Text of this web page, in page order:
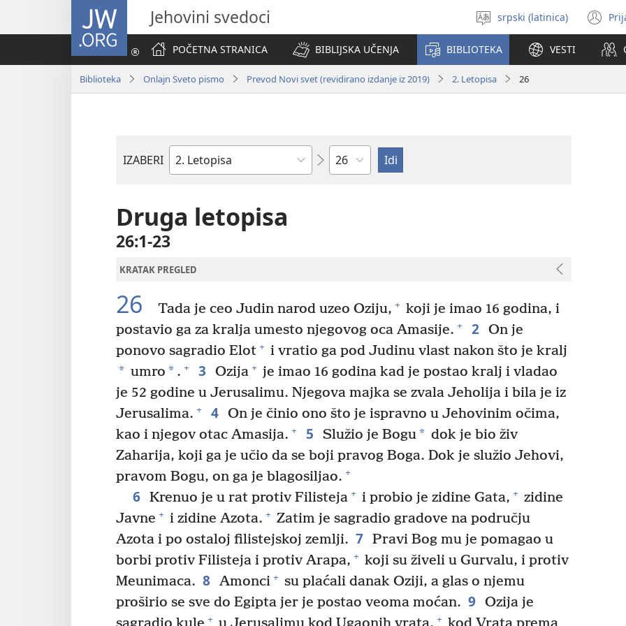
JW.ORG Jehovini svedoci
Izaberi
jezik
srpski (latinica)
POČETNA STRANICA
BIBLIJSKA UČENJA BIBLIOTEKA VESTI
Biblioteka Onlajn Sveto pismo Prevod Novi svet (revidirano izdanje iz 2019) 2. Letopisa 26
IZABERI
Biblijska
Poglavlje
Druga letopisa
26:1-23
KRATAK PREGLED
26 Tada je ceo Judin narod uzeo Oziju, + koji je imao 16 godina, i
postavio ga za kralja umesto njegovog oca Amasije. + 2 On je
ponovo sagradio Elot + i vratio ga pod Judinu vlast nakon što je kralj
* umro * . + 3 Ozija + je imao 16 godina kad je postao kralj i vladao
je 52 godine u Jerusalimu. Njegova majka se zvala Jeholija i bila je iz
Jerusalima. + 4 On je činio ono što je ispravno u Jehovinim očima,
kao i njegov otac Amasija. + 5 Služio je Bogu* dok je bio živ
Zaharija, koji ga je učio da se boji pravog Boga. Dok je služio Jehovi,
pravom Bogu, on ga je blagosiljao. +
6 Krenuo je u rat protiv Filisteja + i probio je zidine Gata, + zidine
Javne + i zidine Azota. + Zatim je sagradio gradove na području
Azota i po ostaloj filistejskoj zemlji. 7 Pravi Bog mu je pomagao u
borbi protiv Filisteja i protiv Arapa, + koji su živeli u Gurvalu, i protiv
Meunimaca. 8 Amonci + su plaćali danak Oziji, a glas o njemu
proširio se sve do Egipta jer je postao veoma moćan. 9 Ozija je
+ +